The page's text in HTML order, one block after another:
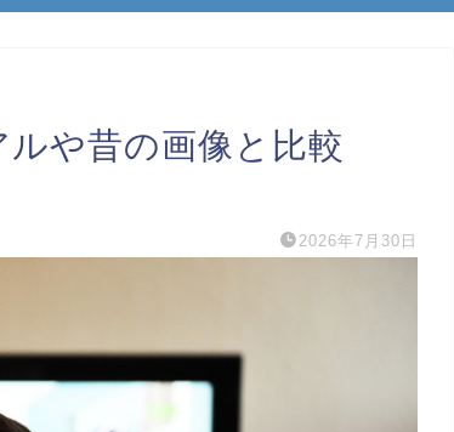
や昔の画像と比較
2026年7月30日